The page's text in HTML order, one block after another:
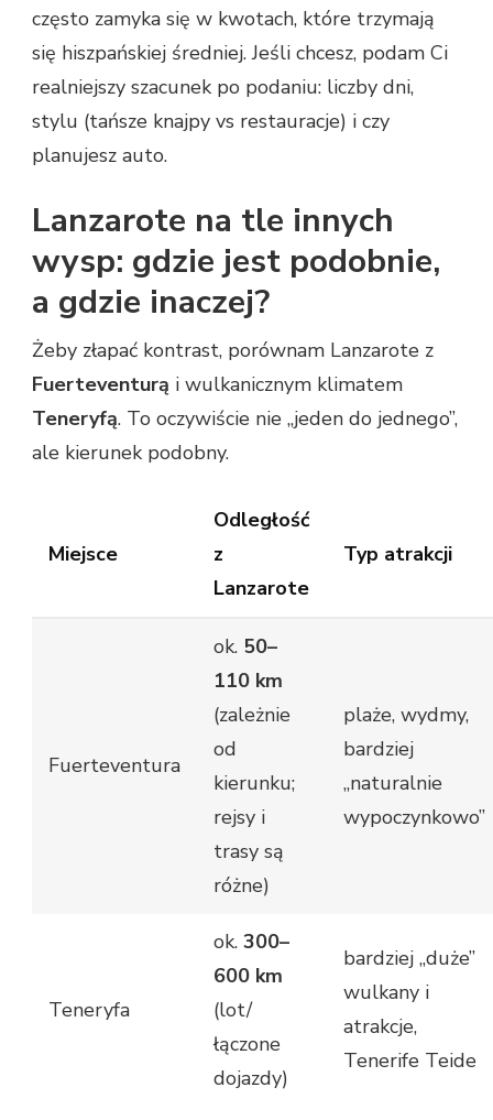
często zamyka się w kwotach, które trzymają
się hiszpańskiej średniej. Jeśli chcesz, podam Ci
realniejszy szacunek po podaniu: liczby dni,
stylu (tańsze knajpy vs restauracje) i czy
planujesz auto.
Lanzarote na tle innych
wysp: gdzie jest podobnie,
a gdzie inaczej?
Żeby złapać kontrast, porównam Lanzarote z
Fuerteventurą i wulkanicznym klimatem
Teneryfą. To oczywiście nie „jeden do jednego”,
ale kierunek podobny.
Miejsce
Odległość
z
Lanzarote
Typ atrakcji
Fuerteventura
ok. 50–
110 km
(zależnie
od
kierunku;
rejsy i
trasy są
różne)
plaże, wydmy,
bardziej
„naturalnie
wypoczynkowo”
Teneryfa
ok. 300–
600 km
(lot/
łączone
dojazdy)
bardziej „duże”
wulkany i
atrakcje,
Tenerife Teide